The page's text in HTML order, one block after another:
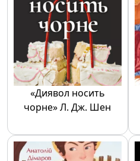
«Диявол носить
чорне» Л. Дж. Шен